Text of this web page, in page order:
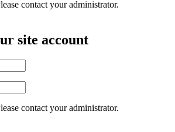
contact your administrator.
site account
contact your administrator.